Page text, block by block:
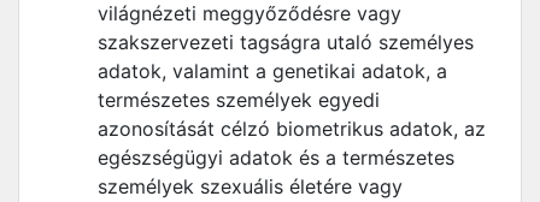
világnézeti meggyőződésre vagy
szakszervezeti tagságra utaló személyes
adatok, valamint a genetikai adatok, a
természetes személyek egyedi
azonosítását célzó biometrikus adatok, az
egészségügyi adatok és a természetes
személyek szexuális életére vagy